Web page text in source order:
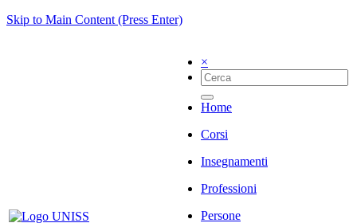
Skip to Main Content (Press Enter)
×
Home
Corsi
Insegnamenti
Professioni
Persone